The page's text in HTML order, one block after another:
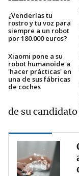
¿Venderías tu
rostro y tu voz para
siempre a un robot
por 180.000 euros?
Xiaomi pone a su
robot humanoide a
'hacer prácticas' en
una de sus fábricas
de coches
de su